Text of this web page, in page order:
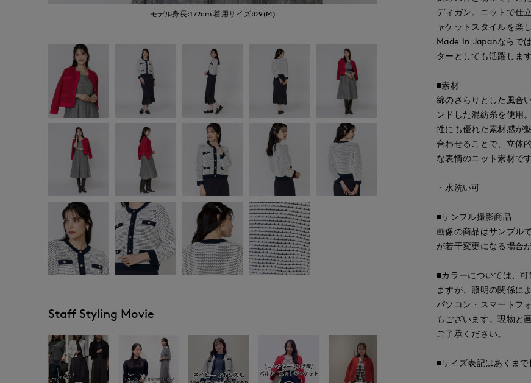
モデル身長:172cm 着用サイズ:09(M)
Staff Styling Movie
ディガン。ニットで仕
ャケットスタイルを楽
Made in Japanならで
ターとしても活躍します
■素材
綿のさらりとした風合
ンドした混紡糸を使用
性にも優れた素材感が
合わせることで、立体
な表情のニット素材です
・水洗い可
■サンプル撮影商品
画像の商品はサンプル
が若干変更になる場合
■カラーについては、
ますが、照明の関係に
パソコン・スマートフ
もございます。現物と
ご了承ください。
■サイズ表記はあくまで